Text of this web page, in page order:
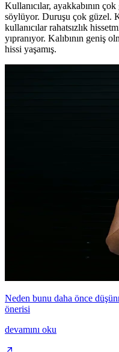
Kullanıcılar, ayakkabının
söylüyor. Duruşu çok güzel.
kullanıcılar rahatsızlık
yıpranıyor. Kalıbının geniş
hissi yaşamış.
Neden bunu daha önce
önerisi
devamını oku